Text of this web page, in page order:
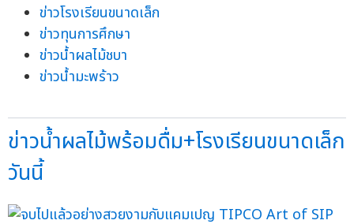
ข่าวโรงเรียนขนาดเล็ก
ข่าวทุนการศึกษา
ข่าวน้ำผลไม้ชบา
ข่าวน้ำมะพร้าว
ข่าวน้ำผลไม้พร้อมดื่ม+โรงเรียนขนาดเล็ก
วันนี้